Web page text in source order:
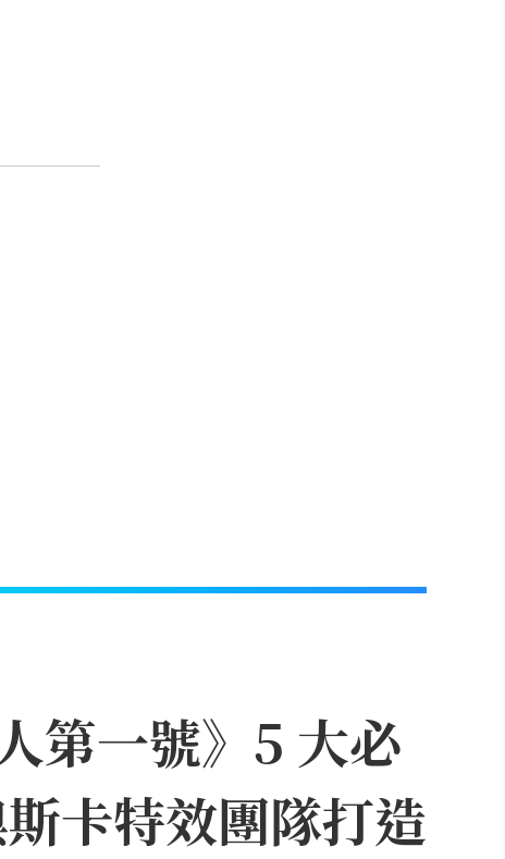
第一號》5 大必
卡特效團隊打造